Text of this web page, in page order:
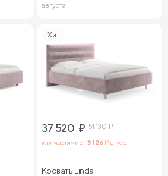
августа
Хит
37 520 ₽ 51 130₽
или частями от3 126₽ в мес.
Кровать Linda